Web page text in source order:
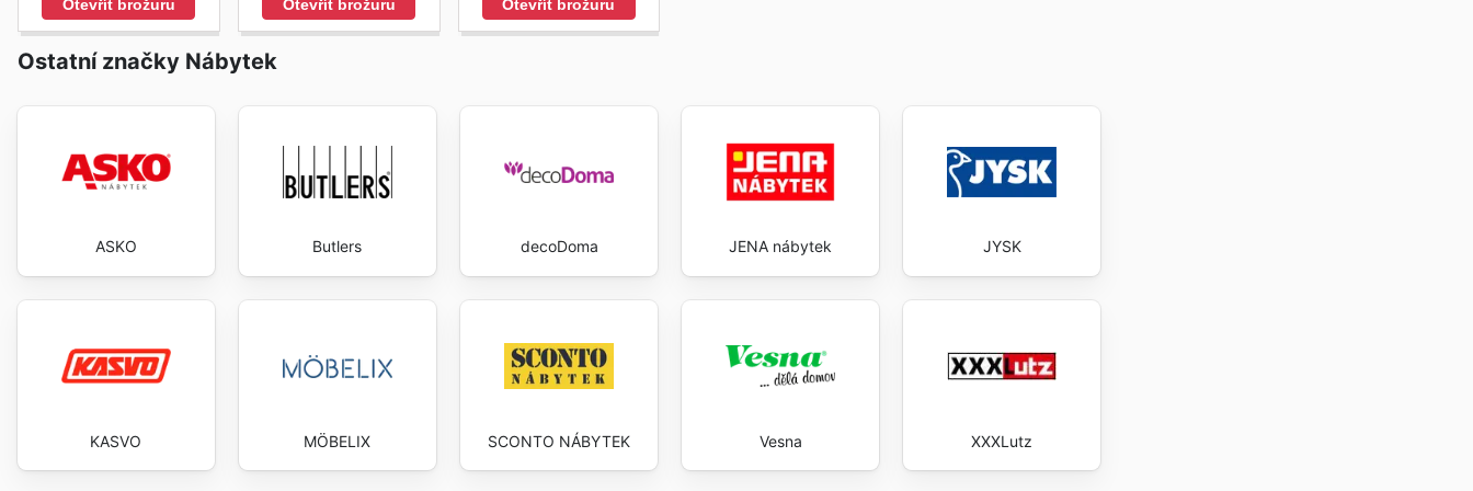
Otevřít brožuru Otevřít brožuru Otevřít brožuru
Ostatní značky Nábytek
ASKO Butlers decoDoma JENA nábytek JYSK
KASVO MÖBELIX SCONTO NÁBYTEK Vesna XXXLutz